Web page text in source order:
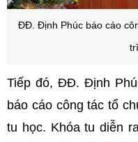
ĐĐ. Định Phúc báo cáo
Tiếp đó, ĐĐ. Định
báo cáo công tác tổ
tu học. Khóa tu diễn